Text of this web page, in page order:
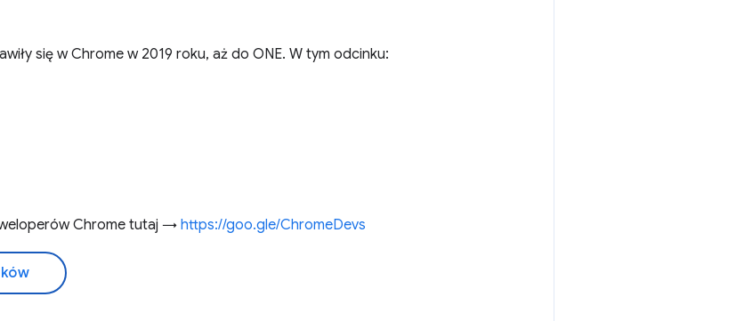
się w Chrome w 2019 roku, aż do ONE. W tym odcinku:
Chrome tutaj →https://goo.gle/ChromeDevs